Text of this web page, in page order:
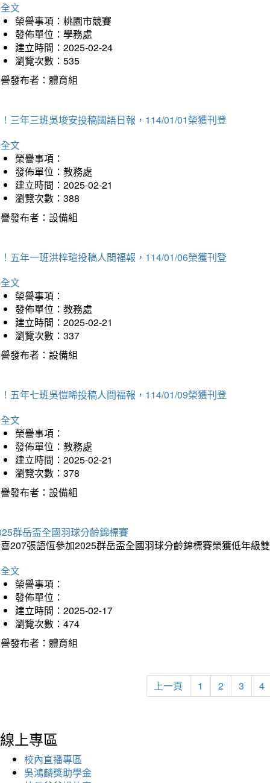
文
榮譽事項：桃園市競賽
發佈單位：學務處
建立時間：2025-02-24
瀏覽次數：535
發布者：體育組
三年三班吳埈安投稿國語日報，114/01/01榮獲刊登
文
榮譽事項：
發佈單位：教務處
建立時間：2025-02-21
瀏覽次數：388
發布者：設備組
五年一班洪梓瑄投稿人間福報，114/01/06榮獲刊登
文
榮譽事項：
發佈單位：教務處
建立時間：2025-02-21
瀏覽次數：337
發布者：設備組
五年七班吳愷晞投稿人間福報，114/01/09榮獲刊登
文
榮譽事項：
發佈單位：教務處
建立時間：2025-02-21
瀏覽次數：378
發布者：設備組
群岳盃全國羽球分齡錦標賽
207張語恆參加2025群岳盃全國羽球分齡錦標賽榮獲低年級
文
榮譽事項：
發佈單位：
建立時間：2025-02-17
瀏覽次數：474
發布者：體育組
上一頁 1 2 3 4
線上專區
校內直播專區
吳鴻麟獎助學金